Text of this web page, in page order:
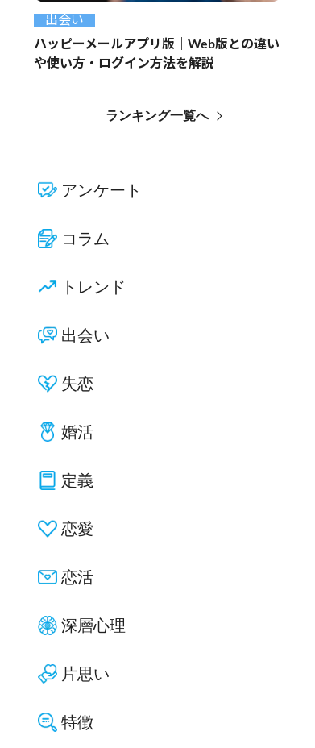
出会い
ハッピーメールアプリ版｜Web版との違い
や使い方・ログイン方法を解説
ランキング一覧へ
アンケート
コラム
トレンド
出会い
失恋
婚活
定義
恋愛
恋活
深層心理
片思い
特徴